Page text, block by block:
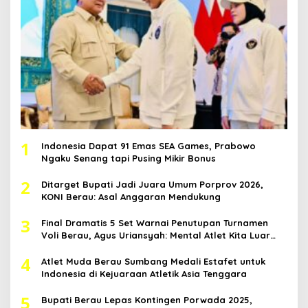
1
Indonesia Dapat 91 Emas SEA Games, Prabowo
Ngaku Senang tapi Pusing Mikir Bonus
2
Ditarget Bupati Jadi Juara Umum Porprov 2026,
KONI Berau: Asal Anggaran Mendukung
3
Final Dramatis 5 Set Warnai Penutupan Turnamen
Voli Berau, Agus Uriansyah: Mental Atlet Kita Luar
4
Atlet Muda Berau Sumbang Medali Estafet untuk
Indonesia di Kejuaraan Atletik Asia Tenggara
5
Bupati Berau Lepas Kontingen Porwada 2025,